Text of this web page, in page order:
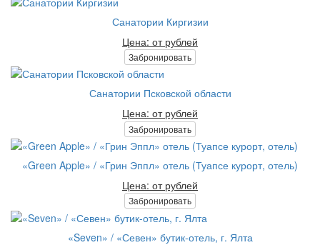
Санатории Киргизии
Цена: от рублей
Забронировать
Санатории Псковской области
Цена: от рублей
Забронировать
«Green Apple» / «Грин Эппл» отель (Туапсе курорт, отель)
Цена: от рублей
Забронировать
«Seven» / «Севен» бутик-отель, г. Ялта